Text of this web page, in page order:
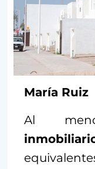
María Ruiz
Al